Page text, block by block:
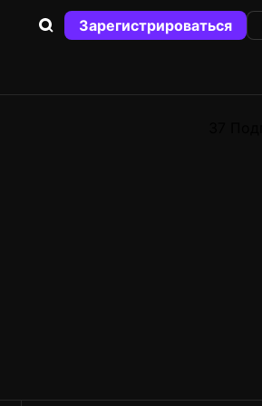
Зарегистрироваться